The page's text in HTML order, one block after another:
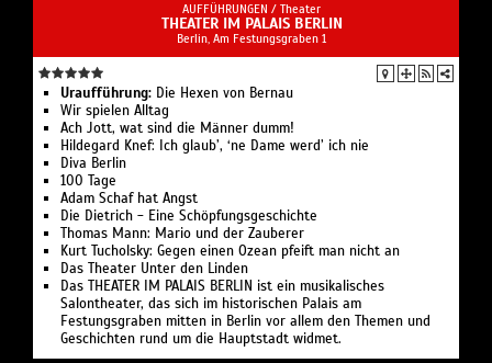
AUFFÜHRUNGEN / Theater
THEATER IM PALAIS BERLIN
Berlin, Am Festungsgraben 1
Uraufführung: Die Hexen von Bernau
Wir spielen Alltag
Ach Jott, wat sind die Männer dumm!
Hildegard Knef: Ich glaub’, ‘ne Dame werd’ ich nie
Diva Berlin
100 Tage
Adam Schaf hat Angst
Die Dietrich - Eine Schöpfungsgeschichte
Thomas Mann: Mario und der Zauberer
Kurt Tucholsky: Gegen einen Ozean pfeift man nicht an
Das Theater Unter den Linden
Das THEATER IM PALAIS BERLIN ist ein musikalisches
Salontheater, das sich im historischen Palais am
Festungsgraben mitten in Berlin vor allem den Themen und
Geschichten rund um die Hauptstadt widmet.